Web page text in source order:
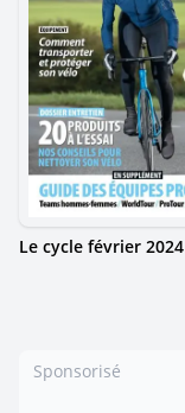
Le cycle février 2024
Sponsorisé